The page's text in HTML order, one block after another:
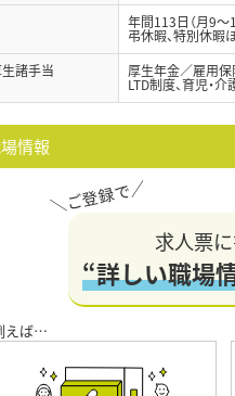
年間113日（月9～
弔休暇、特別休暇
諸手当
厚生年金／雇用
LTD制度、育児・
情報
求人票
“詳しい職場